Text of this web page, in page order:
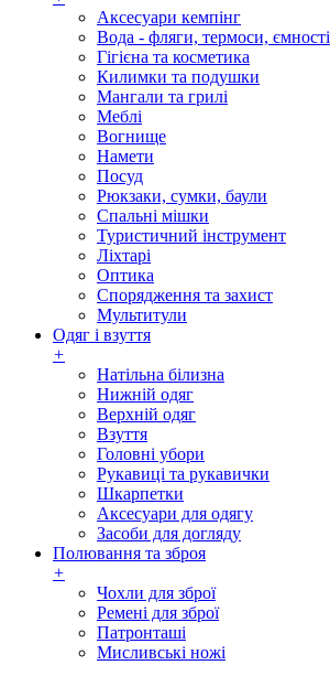
Аксесуари кемпінг
Вода - фляги, термоси, ємності
Гігієна та косметика
Килимки та подушки
Мангали та грилі
Меблі
Вогнище
Намети
Посуд
Рюкзаки, сумки, баули
Спальні мішки
Туристичний інструмент
Ліхтарі
Оптика
Спорядження та захист
Мультитули
Одяг і взуття
+
Натільна білизна
Нижній одяг
Верхній одяг
Взуття
Головні убори
Рукавиці та рукавички
Шкарпетки
Аксесуари для одягу
Засоби для догляду
Полювання та зброя
+
Чохли для зброї
Ремені для зброї
Патронташі
Мисливські ножі